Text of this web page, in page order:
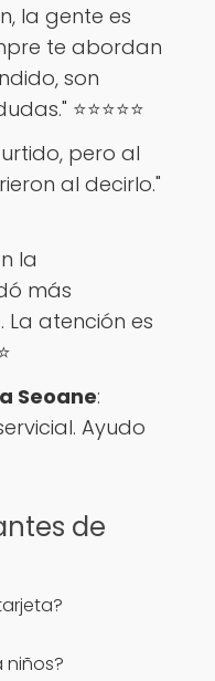
la gente es
te abordan
son
⭐️⭐️⭐️⭐️⭐️
pero al
al decirlo."
la
más
La atención es
Seoane:
Ayudo
de
niños?